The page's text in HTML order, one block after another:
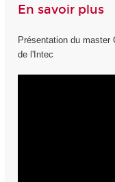
En savoir plus
Présentation du master
de l'Intec